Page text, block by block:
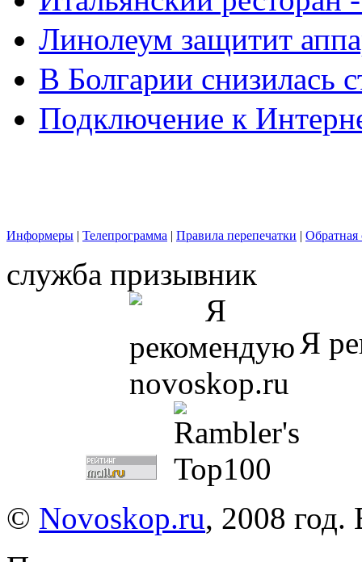
Линолеум защитит
В Болгарии снизилась
Подключение к
Информеры | Телепрограмма | Правила перепечатки | Обратная
служба призывник
Я
© Novoskop.ru, 2008